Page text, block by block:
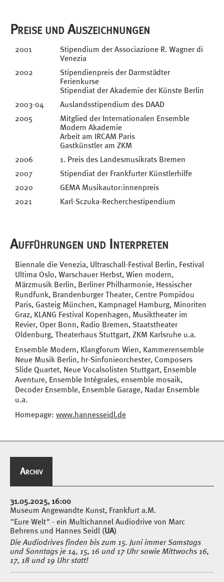
Preise und Auszeichnungen
2001
Stipendium der Associazione R. Wagner di
Venezia
2002
Stipendienpreis der Darmstädter
Ferienkurse
Stipendiat der Akademie der Künste Berlin
2003-04
Auslandsstipendium des DAAD
2005
Mitglied der Internationalen Ensemble
Modern Akademie
Arbeit am IRCAM Paris
Gastkünstler am ZKM
2006
1. Preis des Landesmusikrats Bremen
2007
Stipendiat der Frankfurter Künstlerhilfe
2020
GEMA Musikautor:innenpreis
2021
Karl-Sczuka-Recherchestipendium
Aufführungen und Interpreten
Biennale die Venezia, Ultraschall-Festival Berlin, Festival
Ultima Oslo, Warschauer Herbst, Wien modern,
Märzmusik Berlin, Berliner Philharmonie, Hessischer
Rundfunk, Brandenburger Theater, Centre Pompidou
Paris, Gasteig München, Kampnagel Hamburg, Minoriten
Graz, KLANG Festival Kopenhagen, Musiktheater im
Revier, Oper Bonn, Radio Bremen, Staatstheater
Oldenburg, Theaterhaus Stuttgart, ZKM Karlsruhe u.a.
Ensemble Modern, Klangforum Wien, Kammerensemble
Neue Musik Berlin, hr-Sinfonieorchester, Composers
Slide Quartet, Neue Vocalsolisten Stuttgart, Ensemble
Aventure, Ensemble Intégrales, ensemble mosaik,
Decoder Ensemble, Ensemble Garage, Nadar Ensemble
u.a.
Homepage: www.hannesseidl.de
TermineArchiv
31.05.2025, 16:00
Museum Angewandte Kunst, Frankfurt a.M.
"Eure Welt" - ein Multichannel Audiodrive von Marc
Behrens und Hannes Seidl (UA)
Die Audiodrives finden bis zum 15. Juni immer Samstags
und Sonntags je 14, 15, 16 und 17 Uhr sowie Mittwochs 16,
17, 18 und 19 Uhr statt!